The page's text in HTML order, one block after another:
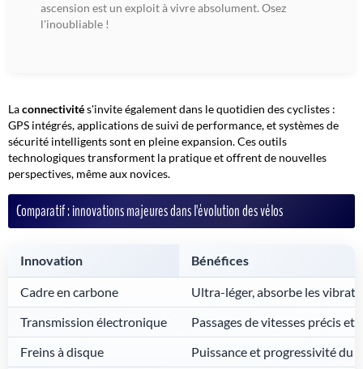
ascension est un exploit à vivre absolument. Osez
l'inoubliable !
Laconnectivités'invite également dans le quotidien des cyclistes :
GPS intégrés, applications de suivi de performance, et systèmes de
sécurité intelligents sont en pleine expansion. Cesoutils
technologiquestransforment la pratique et offrent de nouvelles
perspectives, même aux novices.
Comparatif : innovations majeures dans l'évolution des vélos
Innovation Bénéfices
Cadre en carbone
Ultra-léger, absorbe les
Transmission électronique
Passages de vitesses précis et
Freins à disque
Puissance et progressivité du